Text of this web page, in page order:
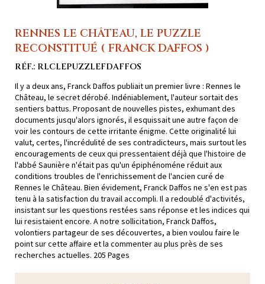
RENNES LE CHÂTEAU, LE PUZZLE
RECONSTITUÉ ( FRANCK DAFFOS )
RÉF.: RLCLEPUZZLEFDAFFOS
Il y a deux ans, Franck Daffos publiait un premier livre : Rennes le
Château, le secret dérobé. Indéniablement, l'auteur sortait des
sentiers battus. Proposant de nouvelles pistes, exhumant des
documents jusqu'alors ignorés, il esquissait une autre façon de
voir les contours de cette irritante énigme. Cette originalité lui
valut, certes, l'incrédulité de ses contradicteurs, mais surtout les
encouragements de ceux qui pressentaient déjà que l'histoire de
l'abbé Saunière n'était pas qu'un épiphénoméne réduit aux
conditions troubles de l'enrichissement de l'ancien curé de
Rennes le Château. Bien évidement, Franck Daffos ne s'en est pas
tenu à la satisfaction du travail accompli. Il a redoublé d'activités,
insistant sur les questions restées sans réponse et les indices qui
lui resistaient encore. A notre sollicitation, Franck Daffos,
volontiers partageur de ses découvertes, a bien voulou faire le
point sur cette affaire et la commenter au plus près de ses
recherches actuelles. 205 Pages